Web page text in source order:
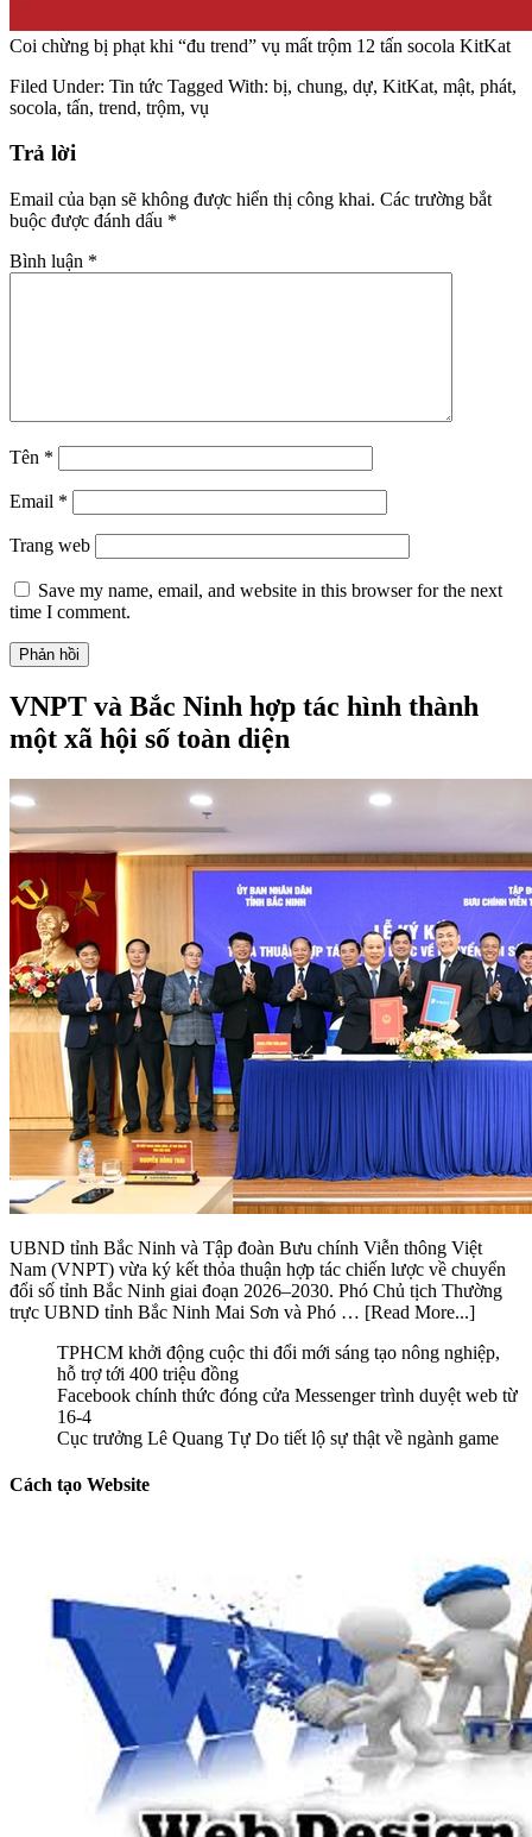
Coi chừng bị phạt khi “đu trend” vụ mất trộm 12 tấn socola KitKat
Filed Under: Tin tức Tagged With: bị, chung, dự, KitKat, mật, phát,
socola, tấn, trend, trộm, vụ
Trả lời
Email của bạn sẽ không được hiển thị công khai. Các trường bắt
buộc được đánh dấu *
Bình luận *
Tên *
Email *
Trang web
Save my name, email, and website in this browser for the next
time I comment.
VNPT và Bắc Ninh hợp tác hình thành
một xã hội số toàn diện
UBND tỉnh Bắc Ninh và Tập đoàn Bưu chính Viễn thông Việt
Nam (VNPT) vừa ký kết thỏa thuận hợp tác chiến lược về chuyển
đổi số tỉnh Bắc Ninh giai đoạn 2026–2030. Phó Chủ tịch Thường
trực UBND tỉnh Bắc Ninh Mai Sơn và Phó … [Read More...]
TPHCM khởi động cuộc thi đổi mới sáng tạo nông nghiệp,
hỗ trợ tới 400 triệu đồng
Facebook chính thức đóng cửa Messenger trình duyệt web từ
16-4
Cục trưởng Lê Quang Tự Do tiết lộ sự thật về ngành game
Cách tạo Website